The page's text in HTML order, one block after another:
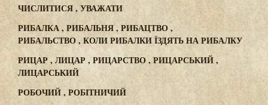
ЧИСЛИТИСЯ , УВАЖАТИ
РИБАЛКА , РИБАЛЬНЯ , РИБАЦТВО ,
РИБАЛЬСТВО , КОЛИ РИБАЛКИ ЇЗДЯТЬ НА РИБАЛКУ
РИЦАР , ЛИЦАР , РИЦАРСТВО , РИЦАРСЬКИЙ ,
ЛИЦАРСЬКИЙ
РОБОЧИЙ , РОБІТНИЧИЙ